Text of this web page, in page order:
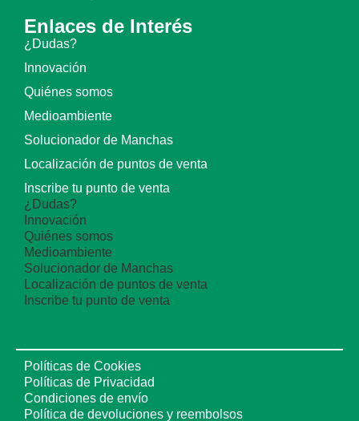
Enlaces de Interés
¿Dudas?
Innovación
Quiénes somos
Medioambiente
Solucionador de Manchas
Localización de puntos de venta
Inscribe tu punto de venta
¿Dudas?
Innovación
Quiénes somos
Medioambiente
Solucionador de Manchas
Localización de puntos de venta
Inscribe tu punto de venta
Políticas de Cookies
Políticas de Privacidad
Condiciones de envío
Política de devoluciones y reembolsos